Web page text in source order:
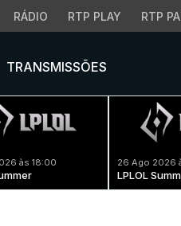
RÁDIO RTP PLAY RTP
TRANSMISSÕES
às 18:00 26 Ago 2026
LPLOL